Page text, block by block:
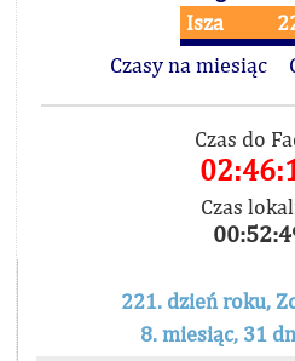
Isza
Czasy na miesiąc
Czas do
Czas
221. dzień roku,
8. miesiąc, 31